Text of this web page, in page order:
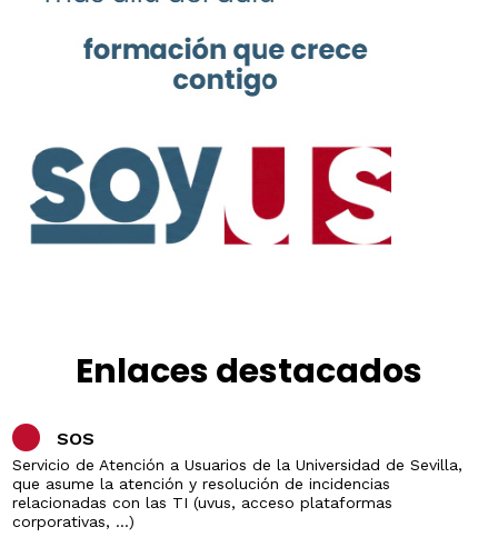
Enlaces destacados
SOS
Servicio de Atención a Usuarios de la Universidad de Sevilla,
que asume la atención y resolución de incidencias
relacionadas con las TI (uvus, acceso plataformas
corporativas, ...)